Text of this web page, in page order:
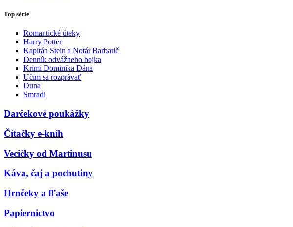
Top série
Romantické úteky
Harry Potter
Kapitán Stein a Notár Barbarič
Denník odvážneho bojka
Krimi Dominika Dána
Učím sa rozprávať
Duna
Smradi
Darčekové poukážky
Čítačky e-kníh
Vecičky od Martinusu
Káva, čaj a pochutiny
Hrnčeky a fľaše
Papiernictvo